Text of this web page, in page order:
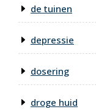
de tuinen
depressie
dosering
droge huid